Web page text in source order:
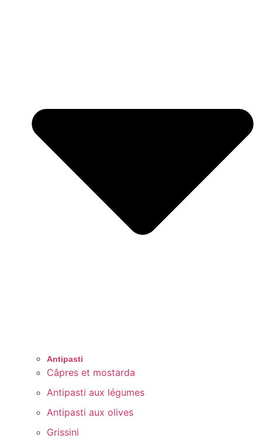
Antipasti
Câpres et mostarda
Antipasti aux légumes
Antipasti aux olives
Grissini